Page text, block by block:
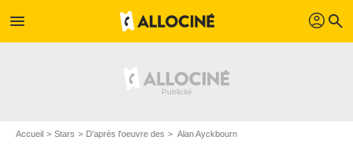
menu profil search
Accueil Stars D'après l'oeuvre des Alan Ayckbourn